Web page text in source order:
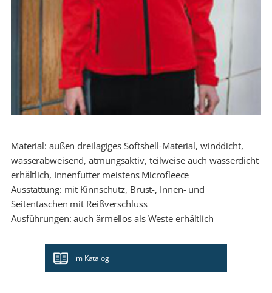
Material: außen dreilagiges Softshell-Material, winddicht,
wasserabweisend, atmungsaktiv, teilweise auch wasserdicht
erhältlich, Innenfutter meistens Microfleece
Ausstattung: mit Kinnschutz, Brust-, Innen- und
Seitentaschen mit Reißverschluss
Ausführungen: auch ärmellos als Weste erhältlich
im Katalog